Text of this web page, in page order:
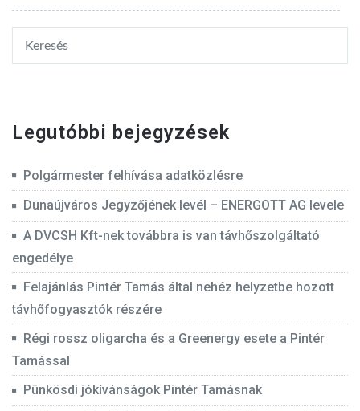
Legutóbbi bejegyzések
Polgármester felhívása adatközlésre
Dunaújváros Jegyzőjének levél – ENERGOTT AG levele
A DVCSH Kft-nek továbbra is van távhőszolgáltató
engedélye
Felajánlás Pintér Tamás által nehéz helyzetbe hozott
távhőfogyasztók részére
Régi rossz oligarcha és a Greenergy esete a Pintér
Tamással
Pünkösdi jókívánságok Pintér Tamásnak